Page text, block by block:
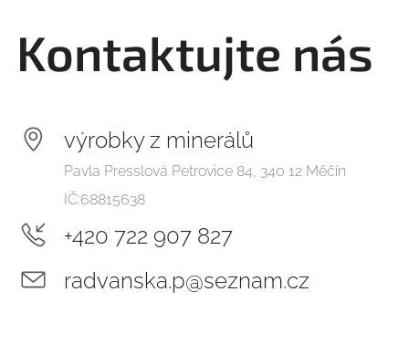
Kontaktujte nás
výrobky z minerálů
Pavla Presslová Petrovice 84, 340 12 Měčín
IČ:68815638
+420 722 907 827
radvanska.p@seznam.cz